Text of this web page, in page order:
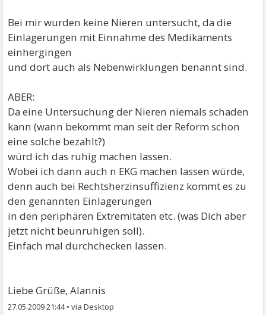
Bei mir wurden keine Nieren untersucht, da die
Einlagerungen mit Einnahme des Medikaments
einhergingen
und dort auch als Nebenwirklungen benannt sind.
ABER:
Da eine Untersuchung der Nieren niemals schaden
kann (wann bekommt man seit der Reform schon
eine solche bezahlt?)
würd ich das ruhig machen lassen.
Wobei ich dann auch n EKG machen lassen würde,
denn auch bei Rechtsherzinsuffizienz kommt es zu
den genannten Einlagerungen
in den periphären Extremitäten etc. (was Dich aber
jetzt nicht beunruhigen soll).
Einfach mal durchchecken lassen.
Liebe Grüße, Alannis
27.05.2009 21:44•